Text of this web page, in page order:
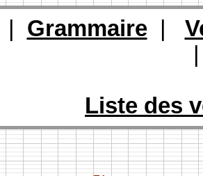
Grammaire|
Liste des